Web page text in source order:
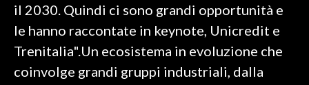
il 2030. Quindi ci sono grandi opportunità e
le hanno raccontate in keynote, Unicredit e
Trenitalia".Un ecosistema in evoluzione che
coinvolge grandi gruppi industriali, dalla